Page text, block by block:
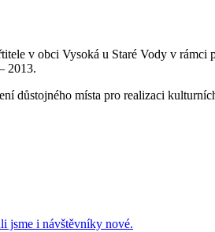
v obci Vysoká u Staré Vody v
2013.
místa pro realizaci
jsme i návštěvníky nové.